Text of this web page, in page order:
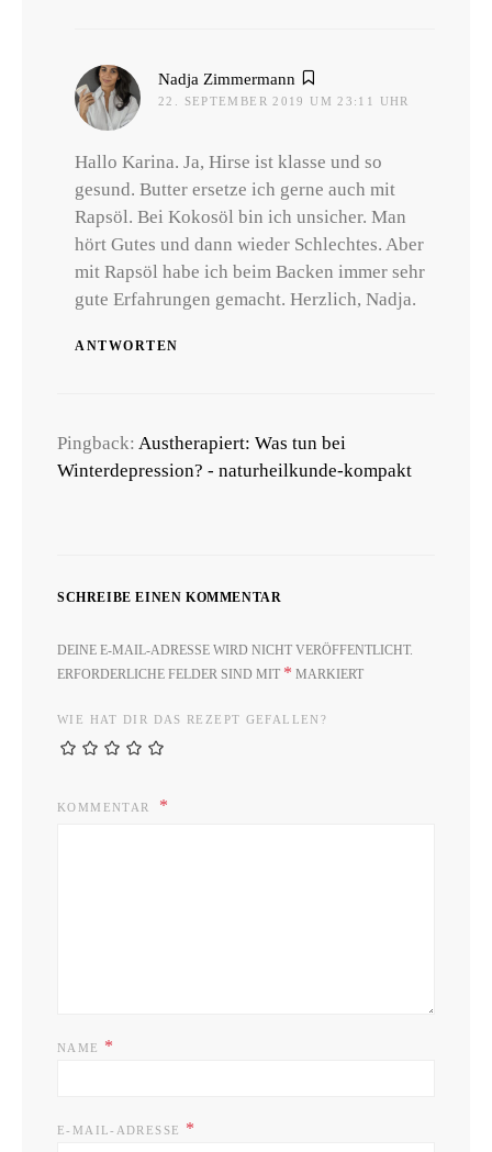
Nadja Zimmermann
22. SEPTEMBER 2019 UM 23:11 UHR
Hallo Karina. Ja, Hirse ist klasse und so
gesund. Butter ersetze ich gerne auch mit
Rapsöl. Bei Kokosöl bin ich unsicher. Man
hört Gutes und dann wieder Schlechtes. Aber
mit Rapsöl habe ich beim Backen immer sehr
gute Erfahrungen gemacht. Herzlich, Nadja.
ANTWORTEN
Pingback: Austherapiert: Was tun bei
Winterdepression? - naturheilkunde-kompakt
SCHREIBE EINEN KOMMENTAR
DEINE E-MAIL-ADRESSE WIRD NICHT VERÖFFENTLICHT.
ERFORDERLICHE FELDER SIND MIT * MARKIERT
WIE HAT DIR DAS REZEPT GEFALLEN?
KOMMENTAR
NAME *
E-MAIL-ADRESSE *